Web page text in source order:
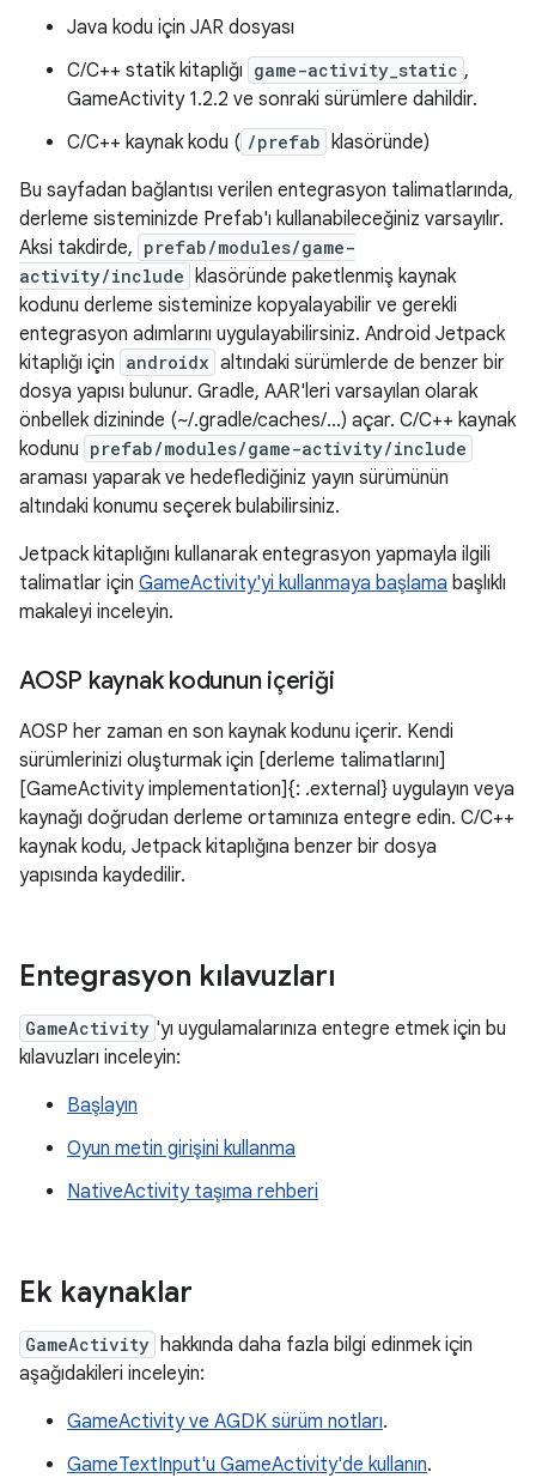
Java kodu için JAR dosyası
C/C++ statik kitaplığı game-activity_static ,
GameActivity 1.2.2 ve sonraki sürümlere dahildir.
C/C++ kaynak kodu ( /prefab
klasöründe)
Bu sayfadan bağlantısı verilen entegrasyon talimatlarında,
derleme sisteminizde Prefab'ı kullanabileceğiniz varsayılır.
Aksi takdirde, prefab/modules/game-
activity/include
klasöründe paketlenmiş kaynak
kodunu derleme sisteminize kopyalayabilir ve gerekli
entegrasyon adımlarını uygulayabilirsiniz. Android Jetpack
kitaplığı için androidx altındaki sürümlerde de benzer bir
dosya yapısı bulunur. Gradle, AAR'leri varsayılan olarak
önbellek dizininde (~/.gradle/caches/...) açar. C/C++ kaynak
kodunu prefab/modules/game-activity/include
araması yaparak ve hedeflediğiniz yayın sürümünün
altındaki konumu seçerek bulabilirsiniz.
Jetpack kitaplığını kullanarak entegrasyon yapmayla ilgili
talimatlar için GameActivity'yi kullanmaya başlama başlıklı
makaleyi inceleyin.
AOSP kaynak kodunun içeriği
AOSP her zaman en son kaynak kodunu içerir. Kendi
sürümlerinizi oluşturmak için [derleme talimatlarını]
[GameActivity implementation]{: .external} uygulayın veya
kaynağı doğrudan derleme ortamınıza entegre edin. C/C++
kaynak kodu, Jetpack kitaplığına benzer bir dosya
yapısında kaydedilir.
Entegrasyon kılavuzları
GameActivity 'yı uygulamalarınıza entegre etmek için bu
kılavuzları inceleyin:
Başlayın
Oyun metin girişini kullanma
NativeActivity taşıma rehberi
Ek kaynaklar
GameActivity hakkında daha fazla bilgi edinmek için
aşağıdakileri inceleyin:
GameActivity ve AGDK sürüm notları.
GameTextInput'u GameActivity'de kullanın.